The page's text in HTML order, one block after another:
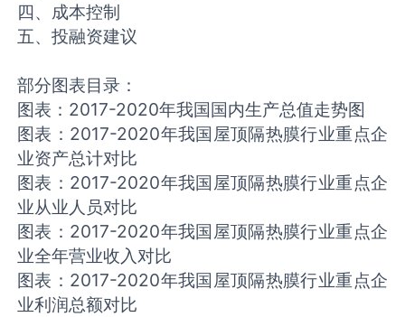
四、成本控制
五、投融资建议
部分图表目录：
图表：2017-2020年我国国内生产总值走势图
图表：2017-2020年我国屋顶隔热膜行业重点企
业资产总计对比
图表：2017-2020年我国屋顶隔热膜行业重点企
业从业人员对比
图表：2017-2020年我国屋顶隔热膜行业重点企
业全年营业收入对比
图表：2017-2020年我国屋顶隔热膜行业重点企
业利润总额对比